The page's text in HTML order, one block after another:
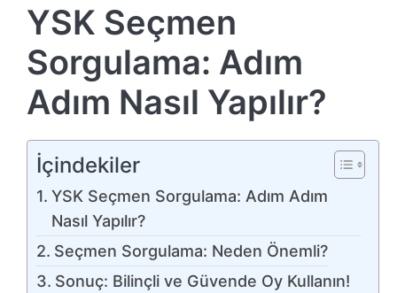
YSK Seçmen
Sorgulama: Adım
Adım Nasıl Yapılır?
İçindekiler
YSK Seçmen Sorgulama: Adım Adım
Nasıl Yapılır?
Seçmen Sorgulama: Neden Önemli?
Sonuç: Bilinçli ve Güvende Oy Kullanın!